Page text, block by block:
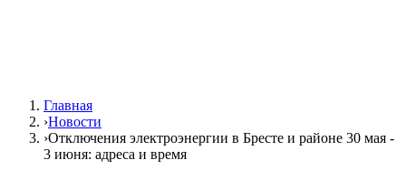
Главная
›Новости
›Отключения электроэнергии в Бресте и районе 30 мая -
3 июня: адреса и время